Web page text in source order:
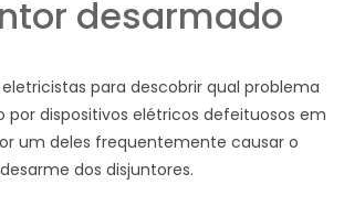
desarmado
para descobrir qual problema
por dispositivos elétricos defeituosos em
um deles frequentemente causar o
desarme dos disjuntores.